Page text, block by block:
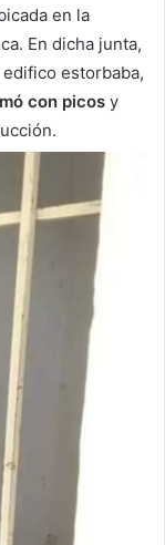
en la
En dicha junta,
estorbaba,
con picos y